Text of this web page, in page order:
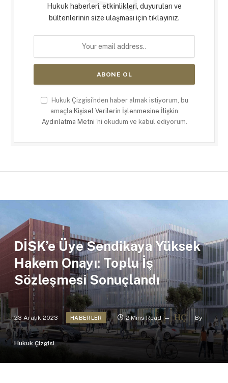
Hukuk haberleri, etkinlikleri, duyuruları ve
bültenlerinin size ulaşması için tıklayınız.
Hukuk Çizgisi'nden haber almak istiyorum, bu
amaçla Kişisel Verilerin İşlenmesine İlişkin
Aydınlatma Metni 'ni okudum ve kabul ediyorum.
DİSK’e Üye Sendikaya Yüksek
Hakem Onayı: Toplu İş
Sözleşmesi Sonuçlandı
23 Aralık 2023 HABERLER 2 Mins Read By
Hukuk Çizgisi